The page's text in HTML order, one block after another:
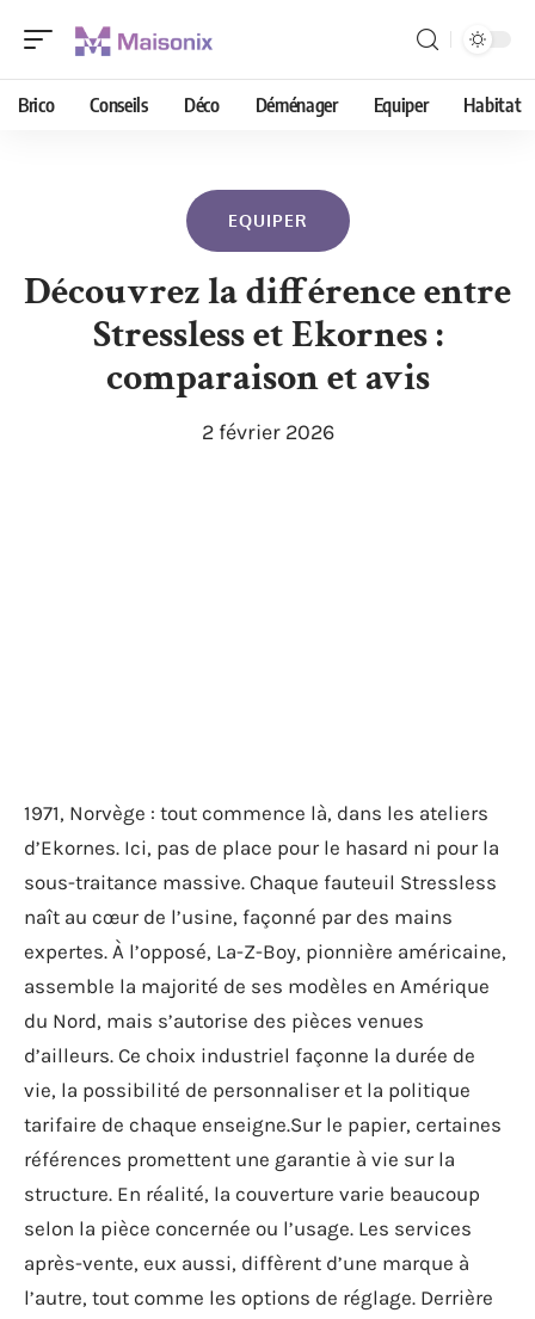
Brico Conseils Déco Déménager Equiper Habitat
EQUIPER
Découvrez la différence entre
Stressless et Ekornes :
comparaison et avis
2 février 2026
1971, Norvège : tout commence là, dans les ateliers
d’Ekornes. Ici, pas de place pour le hasard ni pour la
sous-traitance massive. Chaque fauteuil Stressless
naît au cœur de l’usine, façonné par des mains
expertes. À l’opposé, La-Z-Boy, pionnière américaine,
assemble la majorité de ses modèles en Amérique
du Nord, mais s’autorise des pièces venues
d’ailleurs. Ce choix industriel façonne la durée de
vie, la possibilité de personnaliser et la politique
tarifaire de chaque enseigne.Sur le papier, certaines
références promettent une garantie à vie sur la
structure. En réalité, la couverture varie beaucoup
selon la pièce concernée ou l’usage. Les services
après-vente, eux aussi, diffèrent d’une marque à
l’autre, tout comme les options de réglage. Derrière